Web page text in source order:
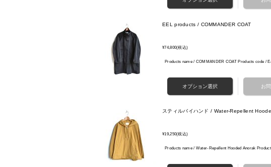
EEL products / COMMANDER COAT
¥74,800(税込)
Products name / COMMANDER COAT Products code /
スティルバイハンド / Water-Repellent
¥19,250(税込)
Products name / Water-Repellent Hooded Anorak